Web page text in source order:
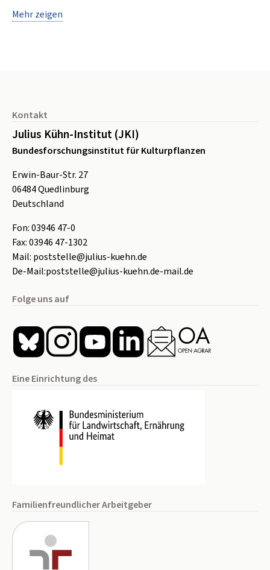
Mehr zeigen
Kontakt
Julius Kühn-Institut (JKI)
Bundesforschungsinstitut für Kulturpflanzen
Erwin-Baur-Str. 27
06484Quedlinburg
Deutschland
Fon:03946 47-0
Fax:03946 47-1302
Mail: poststelle@julius-kuehn.de
De-Mail:poststelle@julius-kuehn.de-mail.de
Folge uns auf
Eine Einrichtung des
Familienfreundlicher Arbeitgeber